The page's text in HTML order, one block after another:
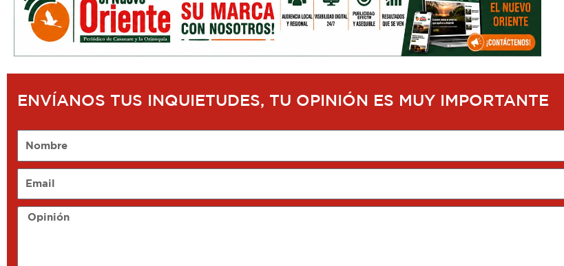
ENVÍANOS TUS INQUIETUDES, TU OPINIÓN ES MUY IMPORTANTE
Opinión